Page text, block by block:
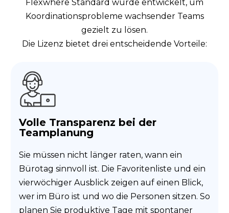
Flexwhere Standard wurde entwickelt, um
Koordinationsprobleme wachsender Teams
gezielt zu lösen.
Die Lizenz bietet drei entscheidende Vorteile:
Volle Transparenz bei der
Teamplanung
Sie müssen nicht länger raten, wann ein
Bürotag sinnvoll ist. Die Favoritenliste und ein
vierwöchiger Ausblick zeigen auf einen Blick,
wer im Büro ist und wo die Personen sitzen. So
planen Sie produktive Tage mit spontaner